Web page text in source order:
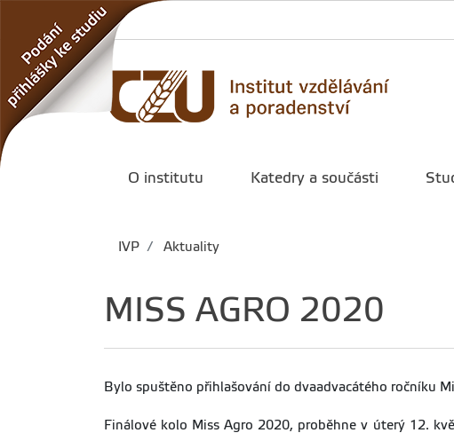
O institutu Katedry a součásti
IVP Aktuality
MISS AGRO 2020
Bylo spuštěno přihlašování do dvaadvacátého ročníku
Finálové kolo Miss Agro 2020, proběhne v úterý 12.